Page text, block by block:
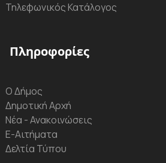
Τηλεφωνικός Κατάλογος
Πληροφορίες
Ο Δήμος
Δημοτική Αρχή
Νέα - Ανακοινώσεις
Ε-Αιτήματα
Δελτία Τύπου